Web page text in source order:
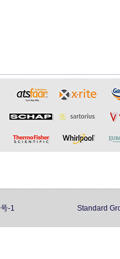
-1 Standard